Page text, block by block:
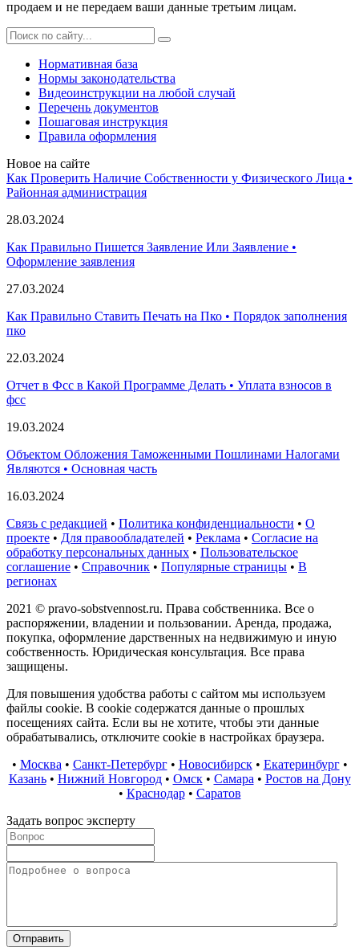
продаем и не передаем ваши данные третьим лицам.
Нормативная база
Нормы законодательства
Видеоинструкции на любой случай
Перечень документов
Пошаговая инструкция
Правила оформления
Новое на сайте
Как Проверить Наличие Собственности у Физического Лица •
Paйoннaя aдминиcтpaция
28.03.2024
Как Правильно Пишется Заявление Или Заявление •
Оформление заявления
27.03.2024
Как Правильно Ставить Печать на Пко • Порядок заполнения
пко
22.03.2024
Отчет в Фсс в Какой Программе Делать • Уплата взносов в
фсс
19.03.2024
Объектом Обложения Таможенными Пошлинами Налогами
Являются • Основная часть
16.03.2024
Связь с редакцией • Политика конфиденциальности • О
проекте • Для правообладателей • Реклама • Согласие на
обработку персональных данных • Пользовательское
соглашение • Справочник • Популярные страницы • В
регионах
2021 © pravo-sobstvennost.ru. Права собственника. Все о
распоряжении, владении и пользовании. Аренда, продажа,
покупка, оформление дарственных на недвижимую и иную
собственность. Юридическая консультация. Все права
защищены.
Для повышения удобства работы с сайтом мы используем
файлы cookie. В cookie содержатся данные о прошлых
посещениях сайта. Если вы не хотите, чтобы эти данные
обрабатывались, отключите cookie в настройках браузера.
• Москва • Санкт-Петербург• Новосибирск• Екатеринбург•
Казань• Нижний Новгород• Омск• Самара • Ростов на Дону
• Краснодар• Саратов
Задать вопрос эксперту